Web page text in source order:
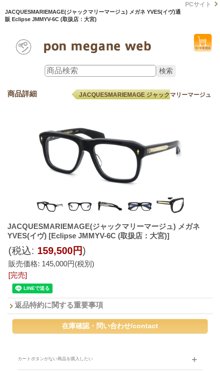
JACQUESMARIEMAGE(ジャックマリーマージュ) メガネ YVES(イヴ)通
販 Eclipse JMMYV-6C (取扱店：大宮)
PCサイト
商品詳細 JACQUESMARIEMAGE ジャックマリーマージュ
JACQUESMARIEMAGE(ジャックマリーマージュ) メガネ
YVES(イヴ) [Eclipse JMMYV-6C (取扱店：大宮)]
販売価格: 145,000円(税別)
(税込: 159,500円)
[完売]
返品特約に関する重要事項
カートボタンがない商品を購入したい